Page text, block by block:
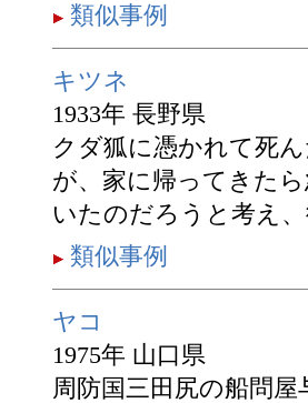
類似事例
キツネ
1933年 長野県
クダ狐に憑かれて死
が、家に帰ってきた
いたのだろうと考え
類似事例
ヤコ
1975年 山口県
周防国三田尻の船問